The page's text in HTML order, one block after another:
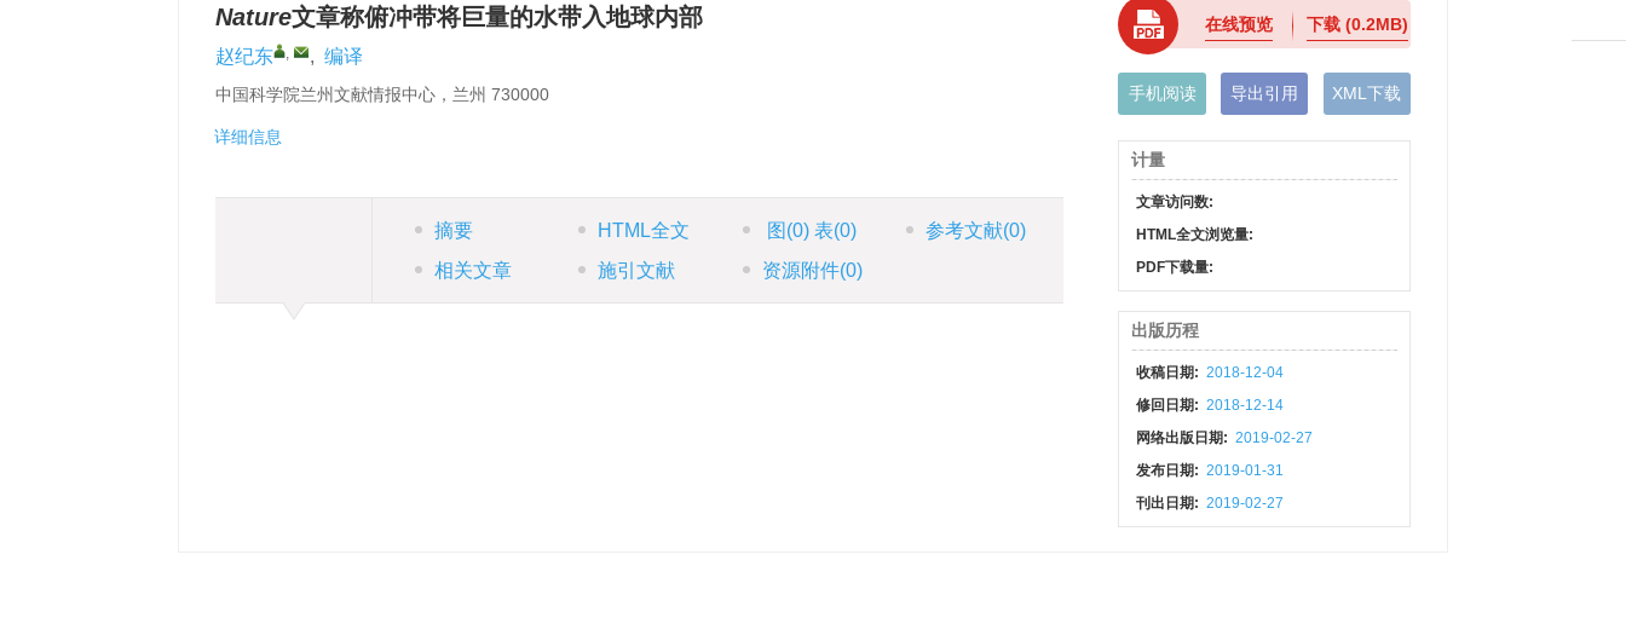
Nature文章称俯冲带将巨量的水带入地球内部
赵纪东 , , 编译
中国科学院兰州文献情报中心，兰州 730000
详细信息
摘要 HTML全文 图 (0)表(0) 参考文献(0)
相关文章
施引文献 资源附件(0)
在线预览 下载(0.2MB)
手机阅读 导出引用 XML下载
计量
文章访问数:
HTML全文浏览量:
PDF下载量:
出版历程
收稿日期: 2018-12-04
修回日期: 2018-12-14
网络出版日期: 2019-02-27
发布日期: 2019-01-31
刊出日期: 2019-02-27